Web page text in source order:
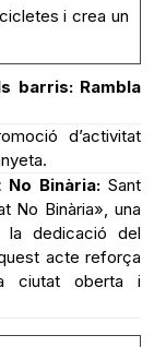
i crea un
barris: Rambla
d’activitat
Binària: Sant
No Binària», una
la dedicació del
acte reforça
ciutat oberta i